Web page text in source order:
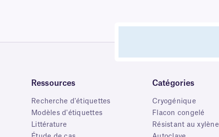
Ressources
Recherche d'étiquettes
Modèles d'étiquettes
Littérature
Catégories
Cryogénique
Flacon congelé
Résistant au xylène